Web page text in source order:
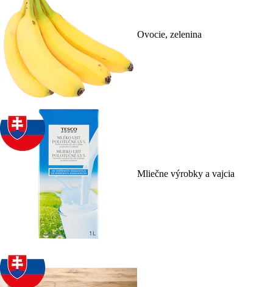
Ovocie, zelenina
Mliečne výrobky a vajcia